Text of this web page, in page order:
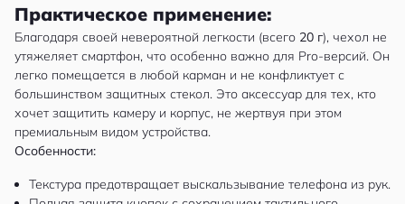
Практическое применение:
Благодаря своей невероятной легкости (всего 20 г), чехол не
утяжеляет смартфон, что особенно важно для Pro-версий. Он
легко помещается в любой карман и не конфликтует с
большинством защитных стекол. Это аксессуар для тех, кто
хочет защитить камеру и корпус, не жертвуя при этом
премиальным видом устройства.
Особенности:
Текстура предотвращает выскальзывание телефона из рук.